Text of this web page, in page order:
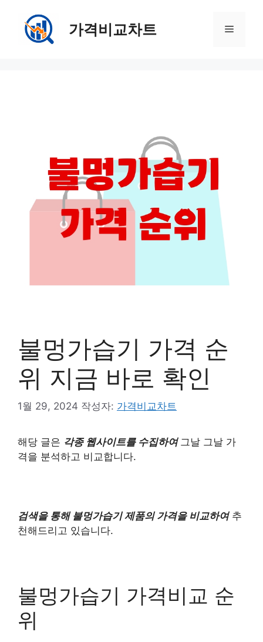
가격비교차트 메
불멍가습기 가격 순
위 지금 바로 확인
1월 29, 2024 작성자: 가격비교차트
해당 글은 각종 웹사이트를 수집하여 그날 그날 가
격을 분석하고 비교합니다.
검색을 통해 불멍가습기 제품의 가격을 비교하여추
천해드리고 있습니다.
불멍가습기 가격비교 순
위